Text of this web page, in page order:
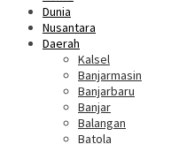
Dunia
Nusantara
Daerah
Kalsel
Banjarmasin
Banjarbaru
Banjar
Balangan
Batola